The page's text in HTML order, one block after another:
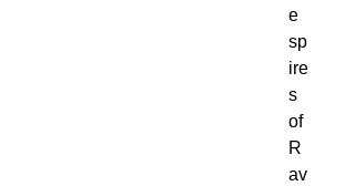
e
sp
ire
s
of
R
av